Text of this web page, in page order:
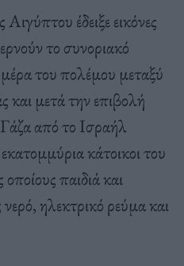
έδειξε εικόνες
το συνοριακό
του πολέμου μεταξύ
μετά την επιβολή
από το Ισραήλ
κάτοικοι του
παιδιά και
ηλεκτρικό ρεύμα και